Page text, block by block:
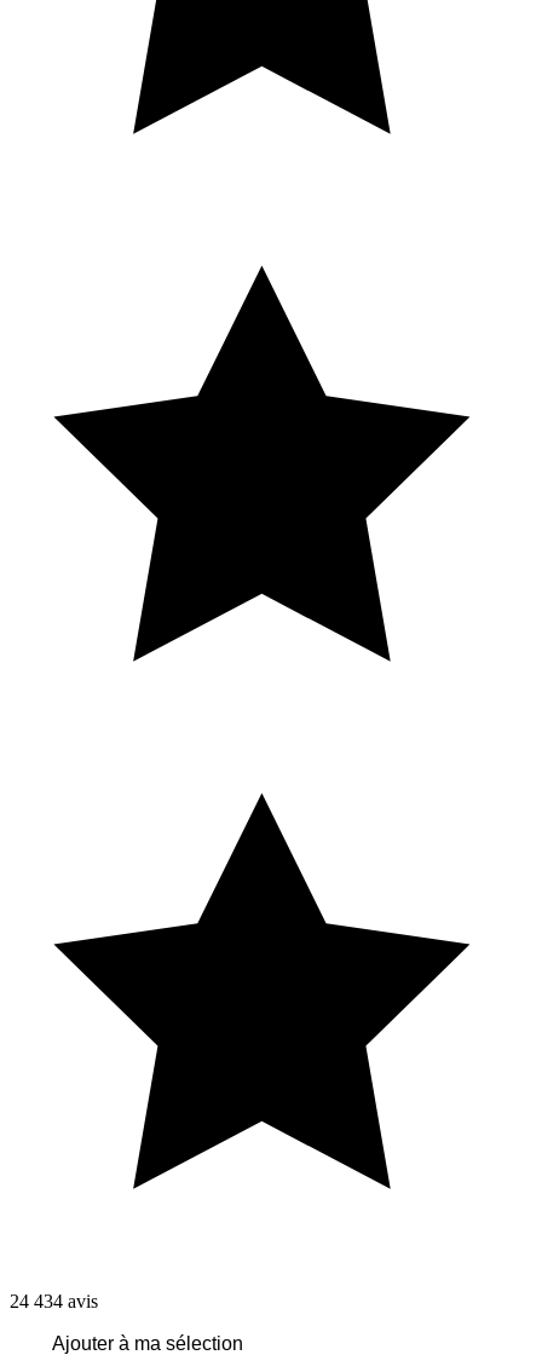
24 434 avis
Ajouter à ma sélection